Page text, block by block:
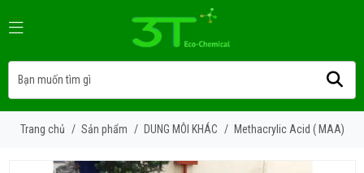
Trang chủ / Sản phẩm / DUNG MÔI KHÁC / Methacrylic Acid ( MAA)